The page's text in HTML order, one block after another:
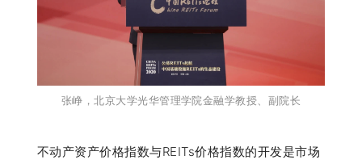
张峥 ，北京大学光华管理学院金融学教授、副院长
不动产资产价格指数与REITs价格指数的开发是市场